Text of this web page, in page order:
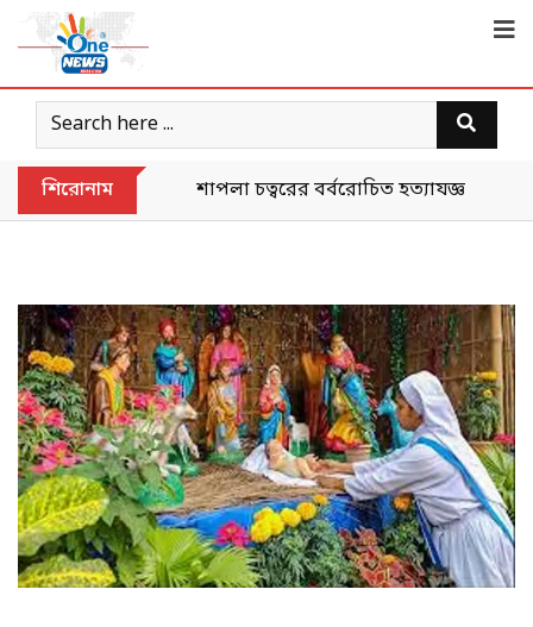
শিরোনাম শাপলা চত্বরের বর্বরোচিত হত্যাযজ্ঞকে